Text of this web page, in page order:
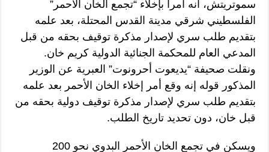
سموتريتش، أنه أمرا بإخلاء “تجمع الخان الأحمر”
الفلسطيني شرقي مدينة القدس المحتلة، بعد علمه
بتقديم طلب سري لإصدار مذكرة توقيف بحقه من قبل
المدعي العام للمحكمة الجنائية الدولية كريم خان.
ونقلت صحيفة “يديعوت أحرونوت” العبرية عن الوزير
المذكور قوله إنه وقع أمر إخلاء الخان الأحمر بعد علمه
بتقديم طلب سري لإصدار مذكرة توقيف دولية بحقه من
قبل خان، دون تحديد تاريخ الطلب.
ويسكن في تجمع الخان الأحمر البدوي نحو 200